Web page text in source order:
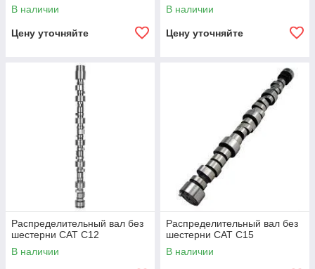
В наличии
Цену уточняйте
В наличии
Цену уточняйте
Распределительный вал без
шестерни CAT C12
В наличии
Распределительный вал без
шестерни CAT C15
В наличии